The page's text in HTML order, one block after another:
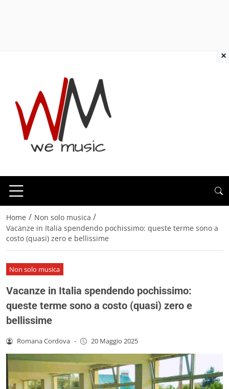
Home / Non solo musica /
Vacanze in Italia spendendo pochissimo: queste terme sono a
costo (quasi) zero e bellissime
Non solo musica
Vacanze in Italia spendendo pochissimo:
queste terme sono a costo (quasi) zero e
bellissime
Romana Cordova - 20 Maggio 2025
×